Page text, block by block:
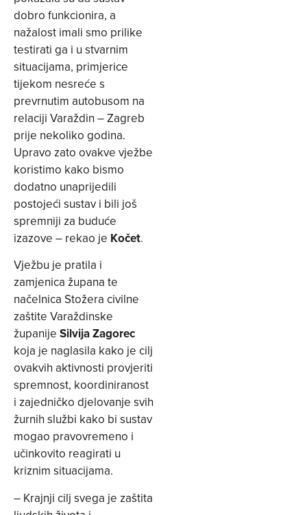
dobro funkcionira, a
nažalost imali smo prilike
testirati ga i u stvarnim
situacijama, primjerice
tijekom nesreće s
prevrnutim autobusom na
relaciji Varaždin – Zagreb
prije nekoliko godina.
Upravo zato ovakve vježbe
koristimo kako bismo
dodatno unaprijedili
postojeći sustav i bili još
spremniji za buduće
izazove – rekao je Kočet.
Vježbu je pratila i
zamjenica župana te
načelnica Stožera civilne
zaštite Varaždinske
županije Silvija Zagorec
koja je naglasila kako je cilj
ovakvih aktivnosti provjeriti
spremnost, koordiniranost
i zajedničko djelovanje svih
žurnih službi kako bi sustav
mogao pravovremeno i
učinkovito reagirati u
kriznim situacijama.
– Krajnji cilj svega je zaštita